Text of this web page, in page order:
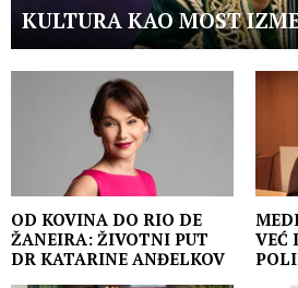
KULTURA KAO MOST
OD KOVINA DO RIO DE
ŽANEIRA: ŽIVOTNI PUT
DR KATARINE ANĐELKOV
VEĆ